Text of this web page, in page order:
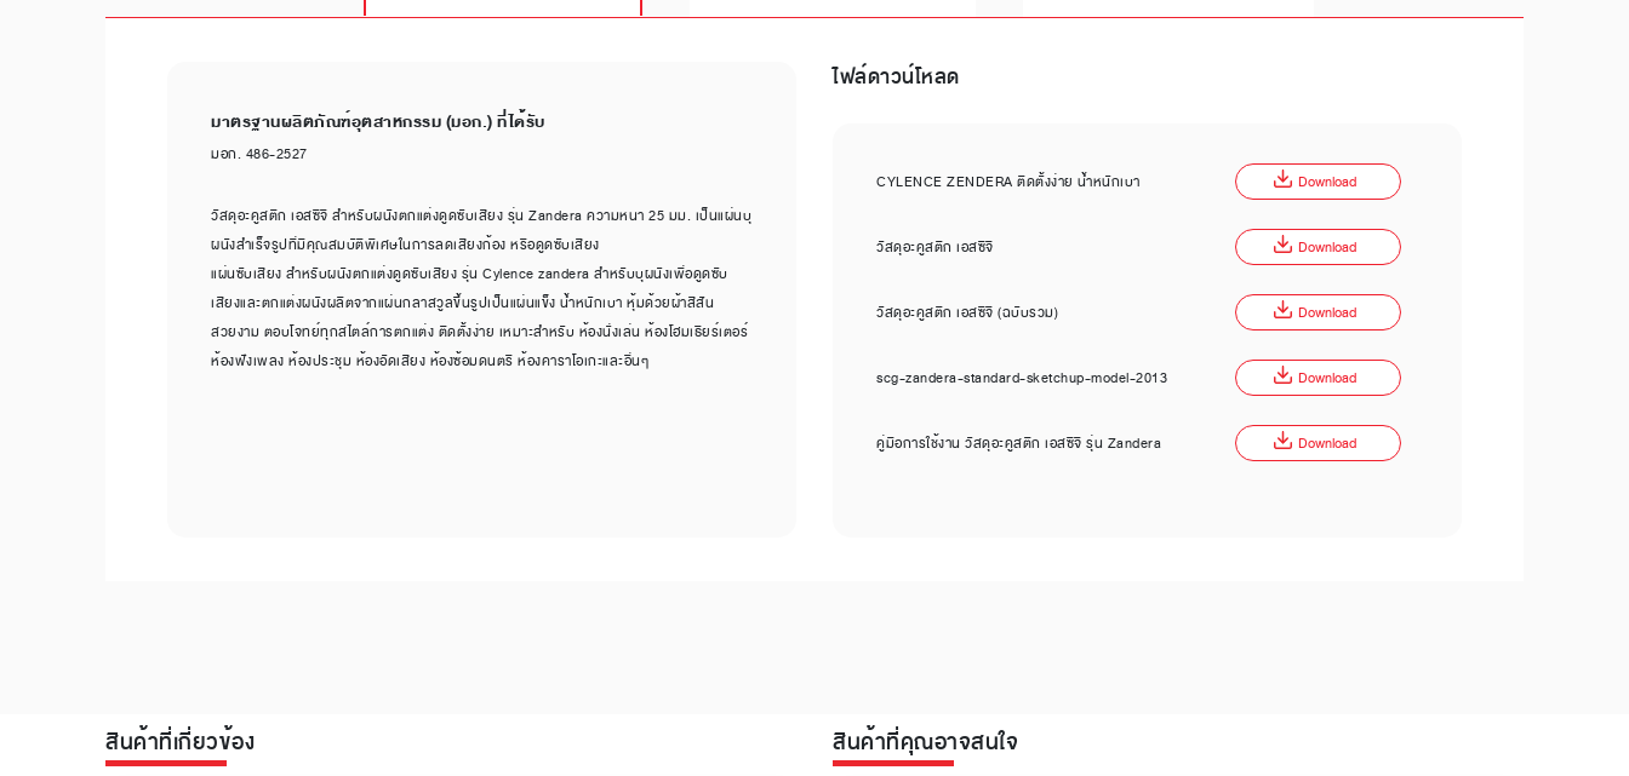
มาตรฐานผลิตภัณฑ์อุตสาหกรรม (มอก.) ที่ได้รับ
มอก. 486-2527
วัสดุอะคูสติก เอสซีจี สำหรับผนังตกแต่งดูดซับเสียง รุ่น Zandera ความหนา 25 มม. เป็นแผ่นบุ
ผนังสำเร็จรูปที่มีคุณสมบัติพิเศษในการลดเสียงก้อง หรือดูดซับเสียง
แผ่นซับเสียง สำหรับผนังตกแต่งดูดซับเสียง รุ่น Cylence zandera สำหรับบุผนังเพื่อดูดซับ
เสียงและตกแต่งผนังผลิตจากแผ่นกลาสวูลขึ้นรูปเป็นแผ่นแข็ง น้ำหนักเบา หุ้มด้วยผ้าสีสัน
สวยงาม ตอบโจทย์ทุกสไตล์การตกแต่ง ติดตั้งง่าย เหมาะสำหรับ ห้องนั่งเล่น ห้องโฮมเธียร์เตอร์
ห้องฟังเพลง ห้องประชุม ห้องอัดเสียง ห้องซ้อมดนตรี ห้องคาราโอเกะและอื่นๆ
ไฟล์ดาวน์โหลด
CYLENCE ZENDERA ติดตั้งง่าย น้ำหนักเบา Download
วัสดุอะคูสติก เอสซีจี Download
วัสดุอะคูสติก เอสซีจี (ฉบับรวม) Download
scg-zandera-standard-sketchup-model-2013 Download
คู่มือการใช้งาน วัสดุอะคูสติก เอสซีจี รุ่น Zandera Download
สินค้าที่เกี่ยวข้อง สินค้าที่คุณอาจสนใจ